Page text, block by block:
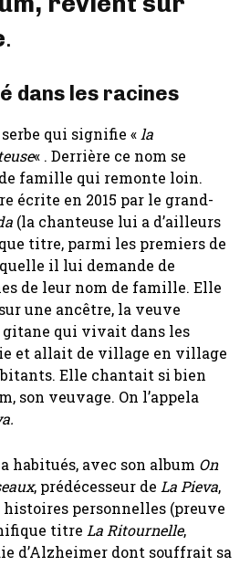
.
dans les racines
qui signifie « la
« . Derrière ce nom se
famille qui remonte loin.
écrite en 2015 par le grand-
(la chanteuse lui a d’ailleurs
titre, parmi les premiers de
il lui demande de
de leur nom de famille. Elle
une ancêtre, la veuve
qui vivait dans les
et allait de village en village
Elle chantait si bien
son veuvage. On l’appela
habitués, avec son album On
, prédécesseur de La Pieva,
histoires personnelles (preuve
titre La Ritournelle,
d’Alzheimer dont souffrait sa